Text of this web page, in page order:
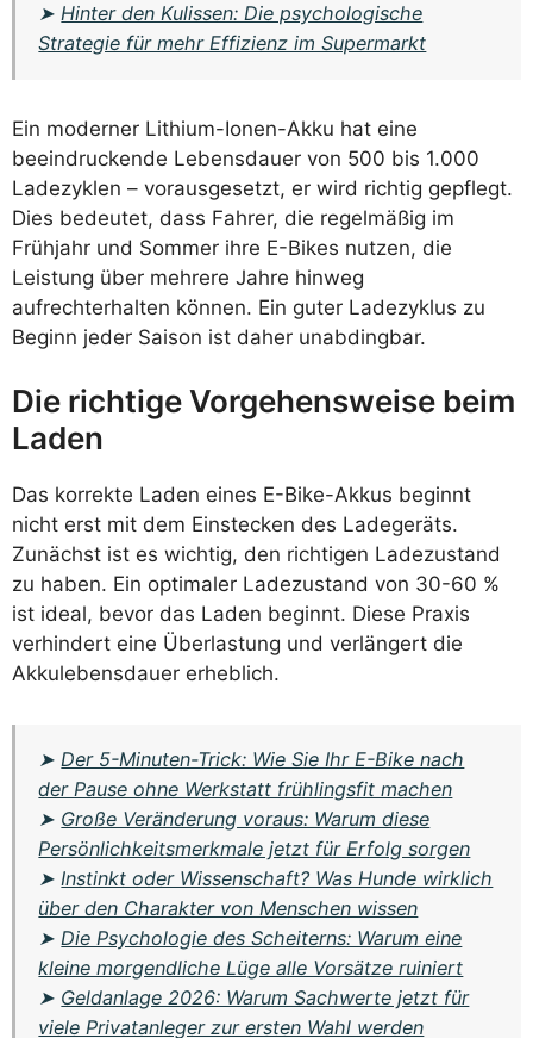
➤Hinter den Kulissen: Die psychologische
Strategie für mehr Effizienz im Supermarkt
Ein moderner Lithium-Ionen-Akku hat eine
beeindruckende Lebensdauer von 500 bis 1.000
Ladezyklen – vorausgesetzt, er wird richtig gepflegt.
Dies bedeutet, dass Fahrer, die regelmäßig im
Frühjahr und Sommer ihre E-Bikes nutzen, die
Leistung über mehrere Jahre hinweg
aufrechterhalten können. Ein guter Ladezyklus zu
Beginn jeder Saison ist daher unabdingbar.
Die richtige Vorgehensweise beim
Laden
Das korrekte Laden eines E-Bike-Akkus beginnt
nicht erst mit dem Einstecken des Ladegeräts.
Zunächst ist es wichtig, den richtigen Ladezustand
zu haben. Ein optimaler Ladezustand von 30-60 %
ist ideal, bevor das Laden beginnt. Diese Praxis
verhindert eine Überlastung und verlängert die
Akkulebensdauer erheblich.
➤Der 5-Minuten-Trick: Wie Sie Ihr E-Bike nach
der Pause ohne Werkstatt frühlingsfit machen
➤ Große Veränderung voraus: Warum diese
Persönlichkeitsmerkmale jetzt für Erfolg sorgen
➤Instinkt oder Wissenschaft? Was Hunde wirklich
über den Charakter von Menschen wissen
➤Die Psychologie des Scheiterns: Warum eine
kleine morgendliche Lüge alle Vorsätze ruiniert
➤ Geldanlage 2026: Warum Sachwerte jetzt für
viele Privatanleger zur ersten Wahl werden